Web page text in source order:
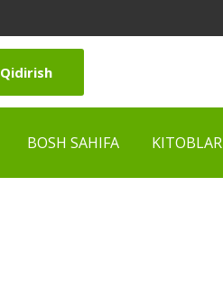
Qidirish
BOSH SAHIFA KITOBLAR